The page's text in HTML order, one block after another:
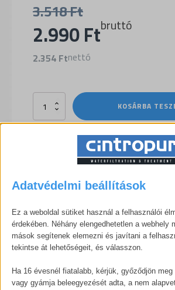
3.518Ft
Original
price
was:
3.518 Ft.
2.990FtCurrent
is:
2.990 Ft.
bruttó
2.354 Ftnettó
&
mennyiség
KOSÁRBA
LEÍRÁS
Cserélhető szűrőbetét, 5 darabos
Adatvédelmi beállítások
Ez a weboldal sütiket használ a felhasználói
érdekében. Néhány elengedhetetlen a webhely
mások segítenek elemezni és javítani a
tekintse át lehetőségeit, és válasszon.
Ha 16 évesnél fiatalabb, kérjük, győződjön
vagy gyámja beleegyezését adta, a nem